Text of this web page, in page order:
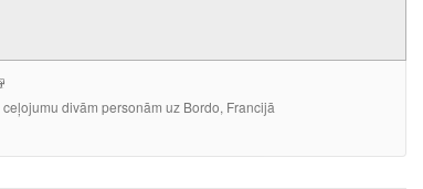
divām personām uz Bordo, Francijā